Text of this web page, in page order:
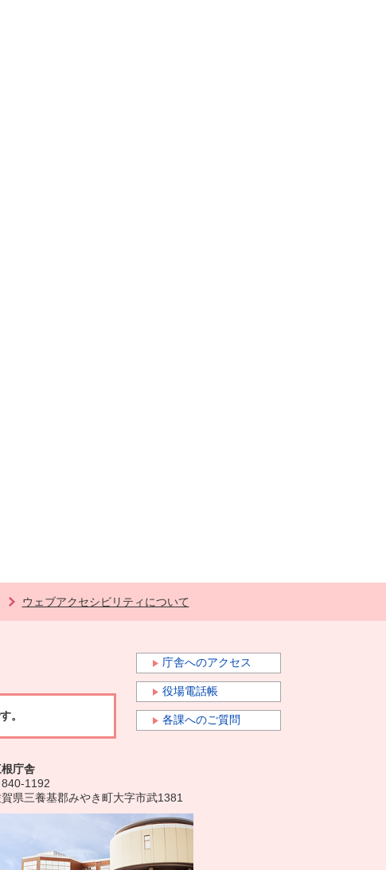
ウェブアクセシビリティについて
。
庁舎へのアクセス
役場電話帳
各課へのご質問
根庁舎
840-1192
県三養基郡みやき町大字市武1381